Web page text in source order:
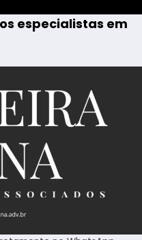
especialistas em